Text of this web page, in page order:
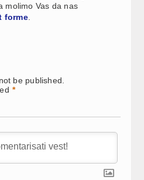
molimo Vas da nas
forme.
be published.
*